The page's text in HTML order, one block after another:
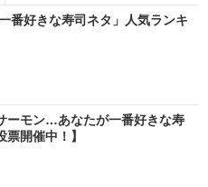
番好きな寿司ネタ」人気ランキ
ーモン…あなたが一番好きな寿
開催中！】